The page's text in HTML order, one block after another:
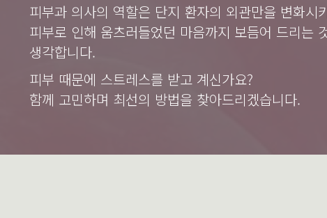
피부과 의사의 역할은 단지 환자의 외관만을 변화시
피부로 인해 움츠러들었던 마음까지 보듬어 드리는
생각합니다.
피부 때문에 스트레스를 받고 계신가요?
함께 고민하며 최선의 방법을 찾아드리겠습니다.